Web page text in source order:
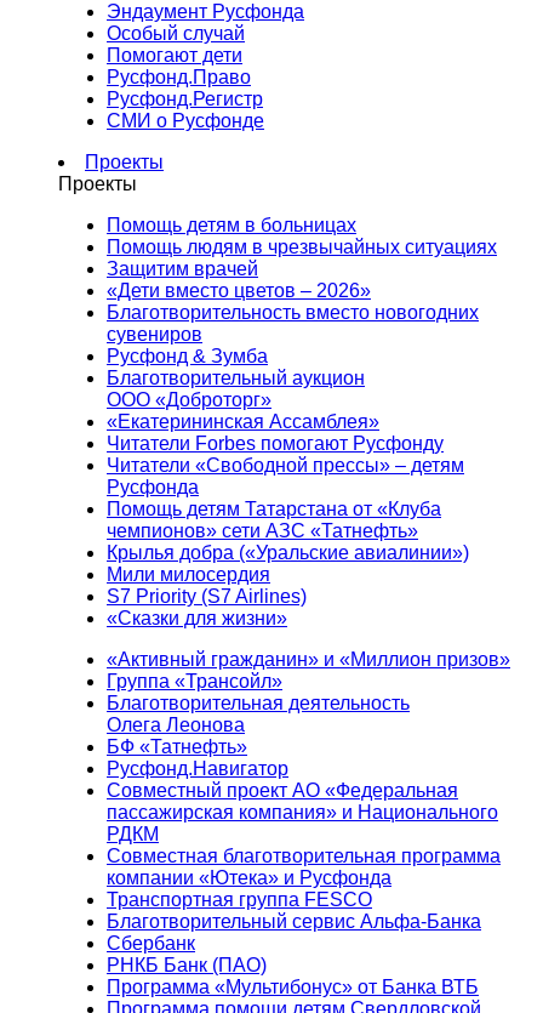
Эндаумент Русфонда
Особый случай
Помогают дети
Русфонд.Право
Русфонд.Регистр
СМИ о Русфонде
Проекты
Проекты
Помощь детям в больницах
Помощь людям в чрезвычайных ситуациях
Защитим врачей
«Дети вместо цветов – 2026»
Благотворительность вместо новогодних
сувениров
Русфонд & Зумба
Благотворительный аукцион
ООО «Доброторг»
«Екатерининская Ассамблея»
Читатели Forbes помогают Русфонду
Читатели «Свободной прессы» – детям
Русфонда
Помощь детям Татарстана от «Клуба
чемпионов» сети АЗС «Татнефть»
Крылья добра («Уральские авиалинии»)
Мили милосердия
S7 Priority (S7 Airlines)
«Сказки для жизни»
«Активный гражданин» и «Миллион призов»
Группа «Трансойл»
Благотворительная деятельность
Олега Леонова
БФ «Татнефть»
Русфонд.Навигатор
Совместный проект АО «Федеральная
пассажирская компания» и Национального
РДКМ
Совместная благотворительная программа
компании «Ютека» и Русфонда
Транспортная группа FESCO
Благотворительный сервис Альфа-Банка
Сбербанк
РНКБ Банк (ПАО)
Программа «Мультибонус» от Банка ВТБ
Программа помощи детям Свердловской